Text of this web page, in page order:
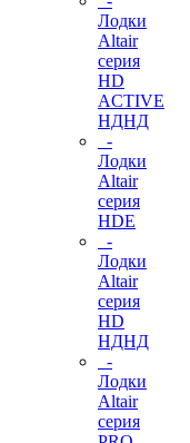
Лодки
Altair
серия
HD
ACTIVE
НДНД
-
Лодки
Altair
серия
HDE
-
Лодки
Altair
серия
HD
НДНД
-
Лодки
Altair
серия